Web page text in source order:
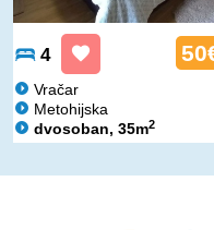
4
Vračar
Metohijska
dvosoban, 35m2